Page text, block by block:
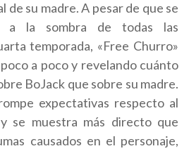
de su madre. A pesar de que se
a la sombra de todas las
temporada, «Free Churro»
a poco y revelando cuánto
BoJack que sobre su madre.
expectativas respecto al
se muestra más directo que
causados ​​en el personaje,